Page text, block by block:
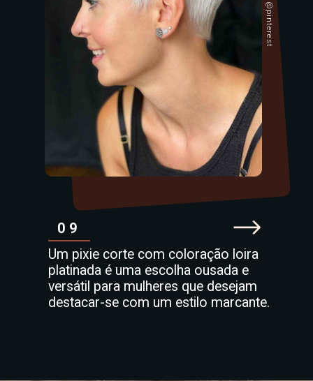
09
Um pixie corte com coloração loira
platinada é uma escolha ousada e
versátil para mulheres que desejam
destacar-se com um estilo marcante.
@pinterest